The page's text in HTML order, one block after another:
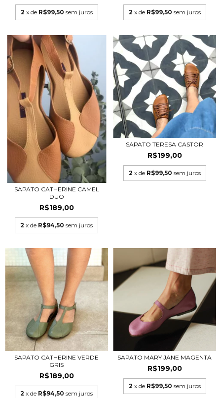
2 x de R$99,50 sem juros 2 x de R$99,50 sem juros
SAPATO CATHERINE CAMEL
DUO
R$189,00
2 x de R$94,50 sem juros
SAPATO TERESA CASTOR
R$199,00
2 x de R$99,50 sem juros
SAPATO CATHERINE VERDE
GRIS
R$189,00
2 x de R$94,50 sem juros
SAPATO MARY JANE MAGENTA
R$199,00
2 x de R$99,50 sem juros